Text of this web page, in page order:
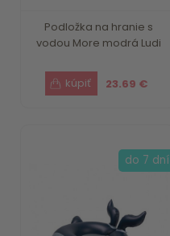
Podložka na hranie s
vodou More modrá Ludi
23.69 €
do 7 dní